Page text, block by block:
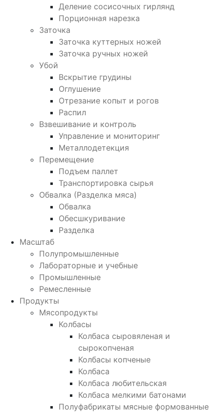
Деление сосисочных гирлянд
Порционная нарезка
Заточка
Заточка куттерных ножей
Заточка ручных ножей
Убой
Вскрытие грудины
Оглушение
Отрезание копыт и рогов
Распил
Взвешивание и контроль
Управление и мониторинг
Металлодетекция
Перемещение
Подъем паллет
Транспортировка сырья
Обвалка (Разделка мяса)
Обвалка
Обесшкуривание
Разделка
Масштаб
Полупромышленные
Лабораторные и учебные
Промышленные
Ремесленные
Продукты
Мясопродукты
Колбасы
Колбаса сыровяленая и
сырокопченая
Колбасы копченые
Колбаса
Колбаса любительская
Колбаса мелкими батонами
Полуфабрикаты мясные формованные